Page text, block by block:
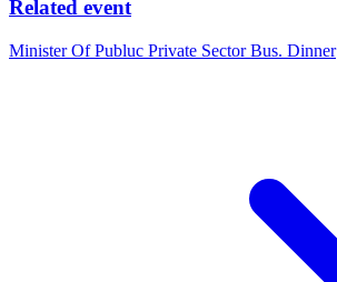
Related event
Minister Of Publuc Private Sector Bus. Dinner